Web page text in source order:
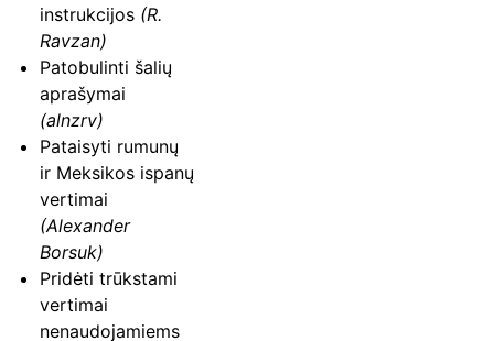
instrukcijos (R.
Ravzan)
Patobulinti šalių
aprašymai
(alnzrv)
Pataisyti rumunų
ir Meksikos ispanų
vertimai
(Alexander
Borsuk)
Pridėti trūkstami
vertimai
nenaudojamiems